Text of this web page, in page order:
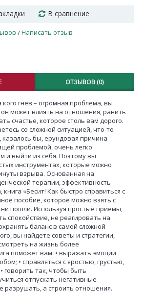
В сравнение
/Написать отзыв
ОТЗЫВОВ (0)
кого гнев – огромная проблема, вы
может влиять на отношения, ранить
счастье, которое столь вам дорого.
со сложной ситуацией, что-то
бы, ерундовая причина
проблемой, очень легко
и выйти из себя. Поэтому вы
инструментах, которые можно
взрыва. Основанная на
терапии, эффективность
«Бесит! Как быстро справиться с
пособие, которое можно взять с
пошли. Используя простые приемы,
спокойствие, не реагировать на
баланс в самой сложной
вы найдете советы и стратегии,
на жизнь более
поможет вам: • выражать эмоции
• справляться с яростью, грустью,
говорить так, чтобы быть
отпускать негативные
разрушать, а строить отношения.